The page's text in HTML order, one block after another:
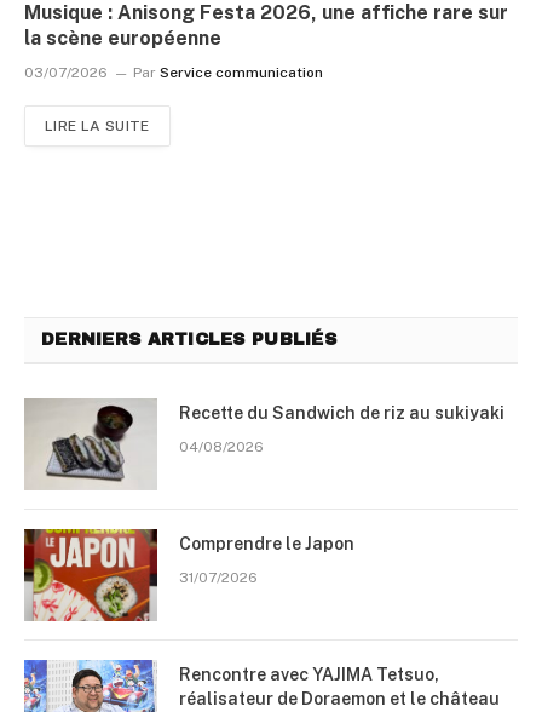
Musique : Anisong Festa 2026, une affiche rare sur
la scène européenne
03/07/2026 Par Service communication
LIRE LA SUITE
DERNIERS ARTICLES PUBLIÉS
Recette du Sandwich de riz au sukiyaki
04/08/2026
Comprendre le Japon
31/07/2026
Rencontre avec YAJIMA Tetsuo,
réalisateur de Doraemon et le château